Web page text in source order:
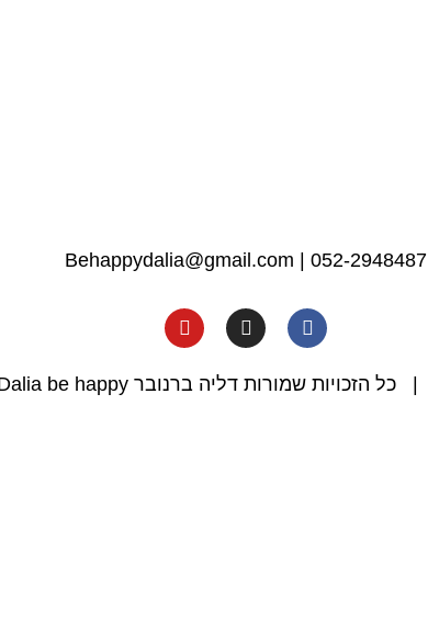
Behappydalia@gmail.com 052-2948487
| כל הזכויות שמורות דליה ברנובר Dalia be happy